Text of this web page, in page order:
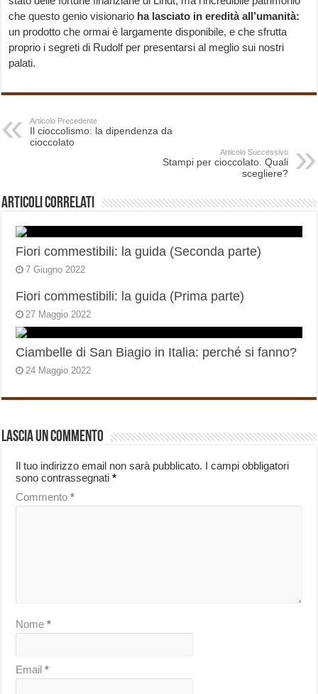
che questo genio visionario ha lasciato in eredità all’umanità:
un prodotto che ormai è largamente disponibile, e che sfrutta
proprio i segreti di Rudolf per presentarsi al meglio sui nostri
palati.
Articolo Precedente
Il cioccolismo: la dipendenza da
cioccolato
Articolo Successivo
Stampi per cioccolato. Quali
scegliere?
Articoli correlati
Fiori commestibili: la guida (Seconda parte)
7 Giugno 2022
Fiori commestibili: la guida (Prima parte)
27 Maggio 2022
Ciambelle di San Biagio in Italia: perché si fanno?
24 Maggio 2022
Lascia un commento
Il tuo indirizzo email non sarà pubblicato. I campi obbligatori
sono contrassegnati*
Commento*
Nome*
Email*